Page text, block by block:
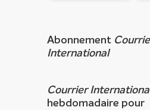
Abonnement
International
Courrier
hebdomadaire pour